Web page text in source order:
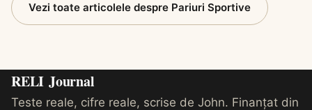
Vezi toate articolele despre Pariuri Sportive
RELI Journal
Teste reale, cifre reale, scrise de John. Finanțat din